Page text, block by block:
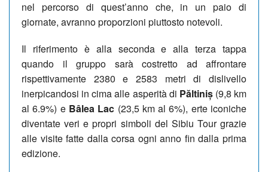
nel percorso di quest’anno che, in un paio di
giornate, avranno proporzioni piuttosto notevoli.
Il riferimento è alla seconda e alla terza tappa
quando il gruppo sarà costretto ad affrontare
rispettivamente 2380 e 2583 metri di dislivello
inerpicandosi in cima alle asperità di Păltiniș (9,8 km
al 6.9%) e Bâlea Lac (23,5 km al 6%), erte iconiche
diventate veri e propri simboli del Sibiu Tour grazie
alle visite fatte dalla corsa ogni anno fin dalla prima
edizione.